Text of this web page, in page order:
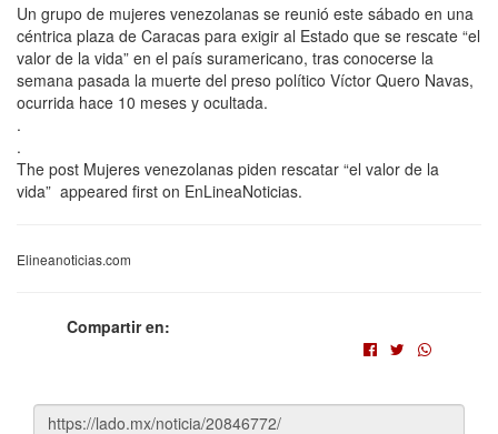
Un grupo de mujeres venezolanas se reunió este sábado en una
céntrica plaza de Caracas para exigir al Estado que se rescate “el
valor de la vida” en el país suramericano, tras conocerse la
semana pasada la muerte del preso político Víctor Quero Navas,
ocurrida hace 10 meses y ocultada.
.
.
The post Mujeres venezolanas piden rescatar “el valor de la
vida” appeared first on EnLineaNoticias.
Elineanoticias.com
Compartir en: